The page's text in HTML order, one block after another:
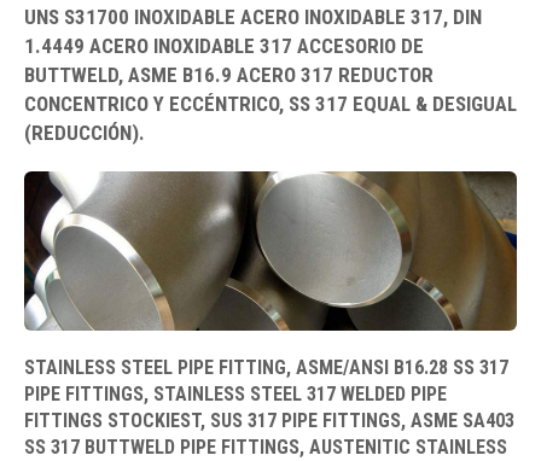
UNS S31700 INOXIDABLE ACERO INOXIDABLE 317, DIN
1.4449 ACERO INOXIDABLE 317 ACCESORIO DE
BUTTWELD, ASME B16.9 ACERO 317 REDUCTOR
CONCENTRICO Y ECCÉNTRICO, SS 317 EQUAL & DESIGUAL
(REDUCCIÓN).
STAINLESS STEEL PIPE FITTING, ASME/ANSI B16.28 SS 317
PIPE FITTINGS, STAINLESS STEEL 317 WELDED PIPE
FITTINGS STOCKIEST, SUS 317 PIPE FITTINGS, ASME SA403
SS 317 BUTTWELD PIPE FITTINGS, AUSTENITIC STAINLESS